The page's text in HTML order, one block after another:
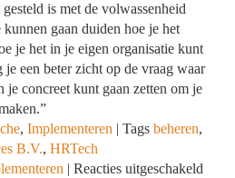
is met de volwassenheid
gaan duiden hoe je het
je het in je eigen organisatie kunt
een beter zicht op de vraag waar
je concreet kunt gaan zetten om je
,Implementeren | Tags beheren,
B.V.,HRTech
| Reacties uitgeschakeld